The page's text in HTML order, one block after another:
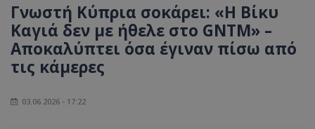
Γνωστή Κύπρια σοκάρει: «Η Βίκυ
Καγιά δεν με ήθελε στο GNTM» –
Αποκαλύπτει όσα έγιναν πίσω από
τις κάμερες
03.06.2026 - 17:22